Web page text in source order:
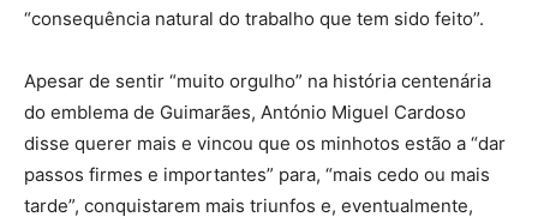
“consequência natural do trabalho que tem sido feito”.
Apesar de sentir “muito orgulho” na história centenária
do emblema de Guimarães, António Miguel Cardoso
disse querer mais e vincou que os minhotos estão a “dar
passos firmes e importantes” para, “mais cedo ou mais
tarde”, conquistarem mais triunfos e, eventualmente,